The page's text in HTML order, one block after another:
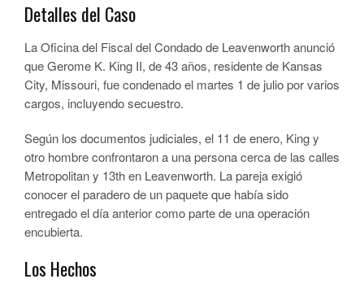
Detalles del Caso
La Oficina del Fiscal del Condado de Leavenworth anunció
que Gerome K. King II, de 43 años, residente de Kansas
City, Missouri, fue condenado el martes 1 de julio por varios
cargos, incluyendo secuestro.
Según los documentos judiciales, el 11 de enero, King y
otro hombre confrontaron a una persona cerca de las calles
Metropolitan y 13th en Leavenworth. La pareja exigió
conocer el paradero de un paquete que había sido
entregado el día anterior como parte de una operación
encubierta.
Los Hechos